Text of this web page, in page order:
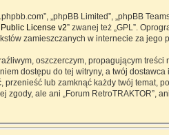
„phpBB Limited”, „phpBB
License v2” zwanej też „GPL”.
zamieszczanych w internecie za
oszczerczym, propagującym
dostępu do tej witryny, a twój
przenieść lub zamknąć każdy twój
ale ani „Forum RetroTRAKTOR”,